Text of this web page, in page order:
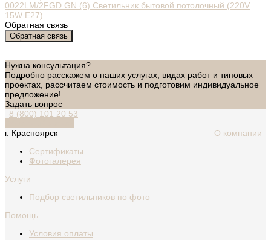
0022LM/2FGD GN (6) Светильник бытовой потолочный (220V
15W E27)
Обратная связь
Обратная связь
Нужна консультация?
Подробно расскажем о наших услугах, видах работ и типовых
проектах, рассчитаем стоимость и подготовим индивидуальное
предложение!
Задать вопрос
8 (800) 101 20 53
г. Красноярск
О компании
Сертификаты
Фотогалерея
Услуги
Подбор светильников по фото
Помощь
Условия оплаты